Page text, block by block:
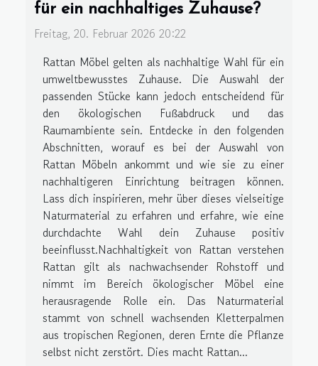
für ein nachhaltiges Zuhause?
Freitag, 20. Februar 2026 20:22
Rattan Möbel gelten als nachhaltige Wahl für ein
umweltbewusstes Zuhause. Die Auswahl der
passenden Stücke kann jedoch entscheidend für
den ökologischen Fußabdruck und das
Raumambiente sein. Entdecke in den folgenden
Abschnitten, worauf es bei der Auswahl von
Rattan Möbeln ankommt und wie sie zu einer
nachhaltigeren Einrichtung beitragen können.
Lass dich inspirieren, mehr über dieses vielseitige
Naturmaterial zu erfahren und erfahre, wie eine
durchdachte Wahl dein Zuhause positiv
beeinflusst.Nachhaltigkeit von Rattan verstehen
Rattan gilt als nachwachsender Rohstoff und
nimmt im Bereich ökologischer Möbel eine
herausragende Rolle ein. Das Naturmaterial
stammt von schnell wachsenden Kletterpalmen
aus tropischen Regionen, deren Ernte die Pflanze
selbst nicht zerstört. Dies macht Rattan...